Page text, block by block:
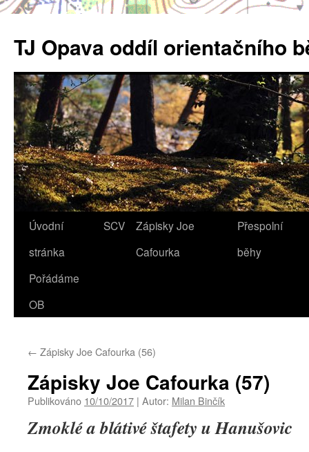
obsahu
webu
TJ Opava oddíl orientačního
Úvodní
stránka
SCV
Zápisky Joe
Cafourka
Přespolní
běhy
Pořádáme
OB
← Zápisky Joe Cafourka (56)
Zápisky Joe Cafourka (57)
Publikováno 10/10/2017 | Autor: Milan Binčík
Zmoklé a blátivé štafety u Hanušovic